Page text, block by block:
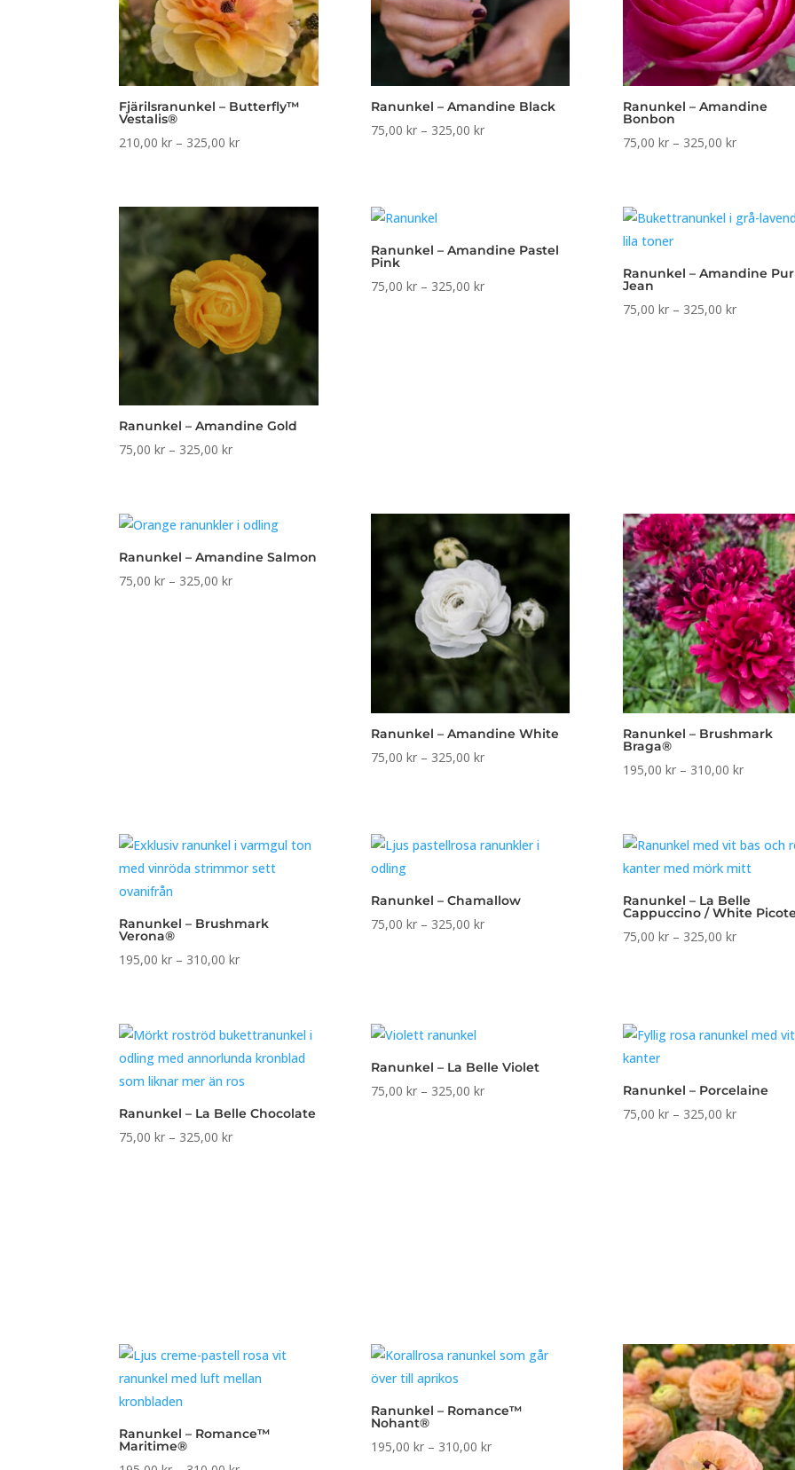
Fjärilsranunkel – Butterfly™
Vestalis®
210,00kr – 325,00krPrisintervall:
325,00 kr
Ranunkel – Amandine Black
75,00 kr – 325,00 krPrisintervall:
Ranunkel – Amandine
Bonbon
75,00 kr – 325,00 krPrisintervall:
325,00 kr
Ranunkel – Amandine Gold
75,00kr – 325,00krPrisintervall:
325,00 kr
Ranunkel – Amandine Pastel
Pink
75,00 kr – 325,00 krPrisintervall:
Ranunkel – Amandine
Jean
75,00 kr – 325,00 krPrisintervall:
Ranunkel – Amandine Salmon
75,00kr – 325,00krPrisintervall:
Ranunkel – Amandine White
75,00 kr – 325,00 krPrisintervall:
Ranunkel – Brushmark
Braga®
195,00 kr – 310,00 kr
310,00 kr
Ranunkel – Brushmark
Verona®
195,00kr – 310,00krPrisintervall:
310,00 kr
Ranunkel – Chamallow
75,00 kr – 325,00 krPrisintervall:
Ranunkel – La Belle
Cappuccino / White
75,00 kr – 325,00 krPrisintervall:
Ranunkel – La Belle Chocolate
75,00kr – 325,00krPrisintervall:
Ranunkel – La Belle Violet
75,00 kr – 325,00 krPrisintervall:
Ranunkel – Porcelaine
75,00 kr – 325,00 krPrisintervall:
Ranunkel – Romance™
Maritime®
Ranunkel – Romance™
Nohant®
195,00 kr – 310,00 krPrisintervall: